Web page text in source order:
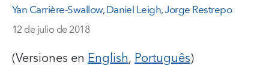
Yan Carrière-Swallow,Daniel Leigh,Jorge Restrepo
12 de julio de 2018
(Versiones en English,Português)